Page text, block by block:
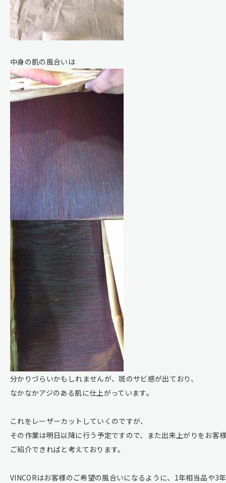
中身の肌の風合いは
分かりづらいかもしれませんが、斑のサビ感が出ており、
なかなかアジのある肌に仕上がっています。
これをレーザーカットしていくのですが、
その作業は明日以降に行う予定ですので、また出来上がりをお客
ご紹介できればと考えております。
VINCORはお客様のご希望の風合いになるように、1年相当品や3